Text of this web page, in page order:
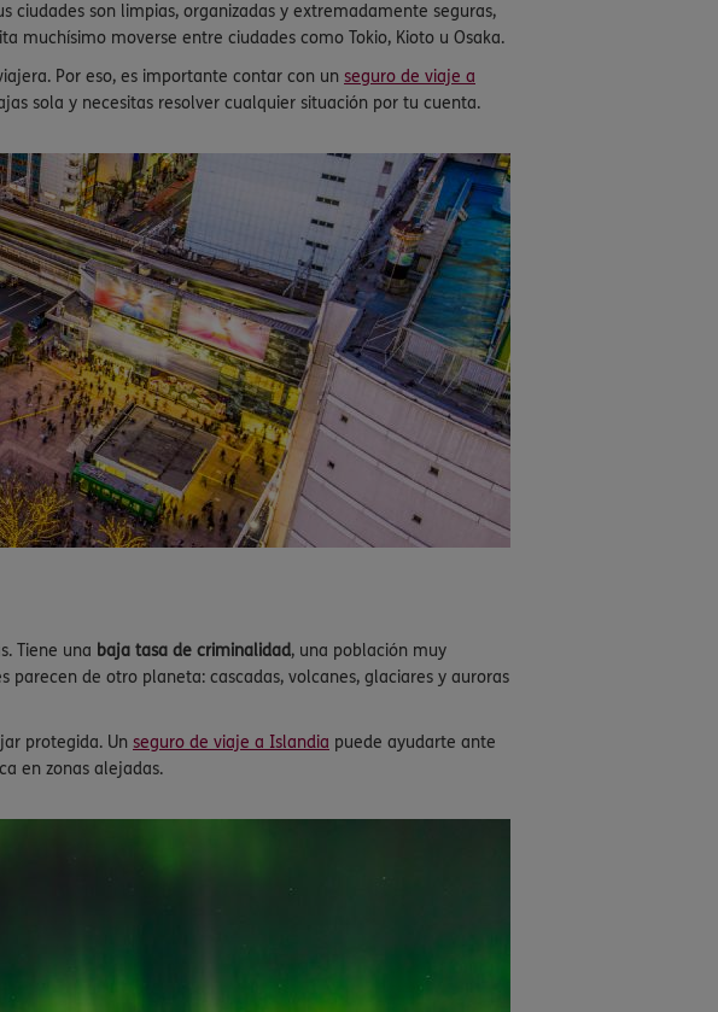
ciudades son limpias, organizadas y extremadamente seguras,
muchísimo moverse entre ciudades como Tokio, Kioto u Osaka.
Por eso, es importante contar con un seguro de viaje a
sola y necesitas resolver cualquier situación por tu cuenta.
Tiene una baja tasa de criminalidad, una población muy
parecen de otro planeta: cascadas, volcanes, glaciares y auroras
protegida. Un seguro de viaje a Islandia puede ayudarte ante
en zonas alejadas.